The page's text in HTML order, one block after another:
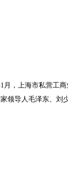
，上海市私营工商
领导人毛泽东、刘